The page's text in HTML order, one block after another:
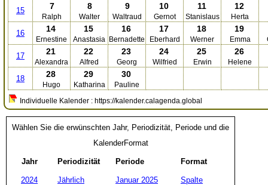
15 7
Ralph
8
Walter
9
Waltraud
10
Gernot
11
Stanislaus
12
Herta
16 14
Ernestine
15
Anastasia
16
Bernadette
17
Eberhard
18
Werner
19
Emma
17 21
Alexandra
22
Alfred
23
Georg
24
Wilfried
25
Erwin
26
Helene
18 28
Hugo
29
Katharina
30
Pauline
Individuelle Kalender : https://kalender.calagenda.global
Wählen Sie die erwünschten Jahr, Periodizität, Periode und die
KalenderFormat
Jahr
2024
Periodizität
Jährlich
Periode
Januar 2025
Format
Spalte